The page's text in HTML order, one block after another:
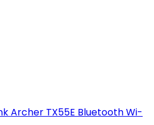
Archer TX55E Bluetooth Wi-